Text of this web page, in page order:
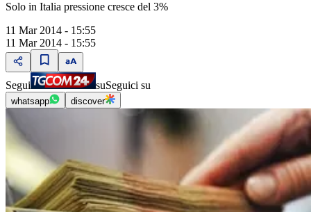
Solo in Italia pressione cresce del 3%
11 Mar 2014 - 15:55
11 Mar 2014 - 15:55
Segui suSeguici su
whatsapp discover